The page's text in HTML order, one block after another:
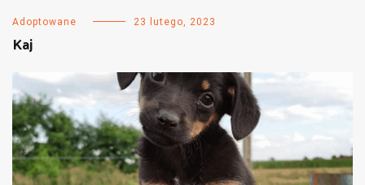
Adoptowane 23 lutego, 2023
Kaj